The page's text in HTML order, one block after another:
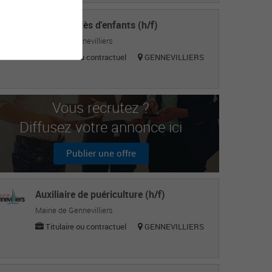
Agent auprès d'enfants (h/f)
Mairie de Gennevilliers
Titulaire ou contractuel
GENNEVILLIERS
Vous recrutez ?
Diffusez votre annonce ici
Publier une offre
Auxiliaire de puériculture (h/f)
Mairie de Gennevilliers
Titulaire ou contractuel
GENNEVILLIERS